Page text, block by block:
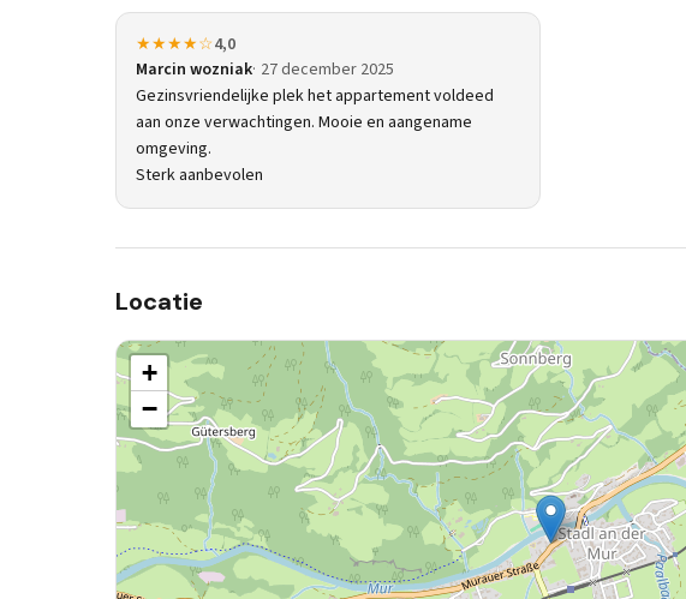
★★★★☆4,0
Marcin wozniak 27 december 2025
Gezinsvriendelijke plek het appartement voldeed
aan onze verwachtingen. Mooie en aangename
omgeving.
Sterk aanbevolen
Locatie
+
−